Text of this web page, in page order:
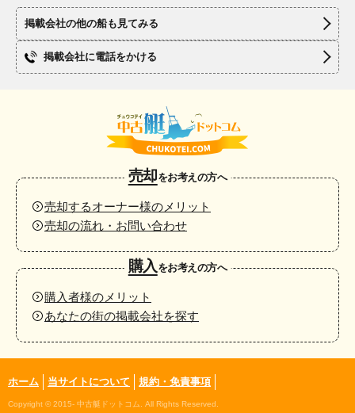
掲載会社の他の船も見てみる
掲載会社に電話をかける
売却をお考えの方へ
売却するオーナー様のメリット
売却の流れ・お問い合わせ
購入 をお考えの方へ
購入者様のメリット
あなたの街の掲載会社を探す
ホーム 当サイトについて 規約・免責事項
Copyright © 2015- 中古艇ドットコム. All Rights Reserved.